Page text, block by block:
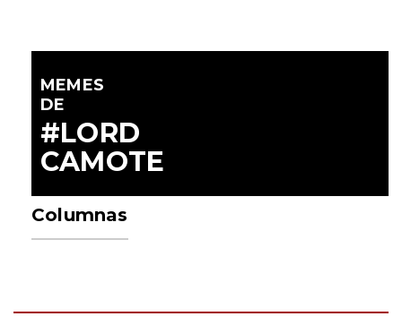
MEMES
DE
#LORD
CAMOTE
Columnas